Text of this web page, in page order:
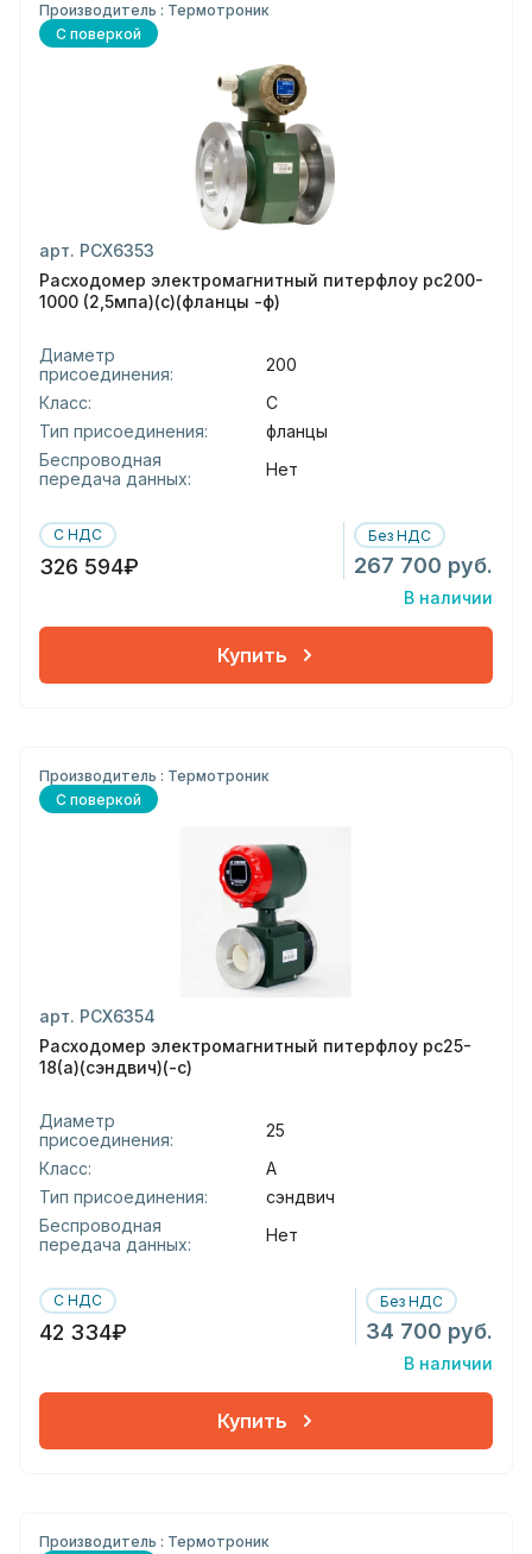
Производитель : Термотроник
С поверкой
арт. РСХ6353
Расходомер электромагнитный питерфлоу рс200-
1000 (2,5мпа)(с)(фланцы -ф)
Диаметр
присоединения:
200
Класс:
C
Тип присоединения:
фланцы
Беспроводная
передача данных:
Нет
С НДС
326 594₽
Без НДС
267 700 руб.
В наличии
Купить
Производитель : Термотроник
С поверкой
арт. РСХ6354
Расходомер электромагнитный питерфлоу рс25-
18(а)(сэндвич)(-с)
Диаметр
присоединения:
25
Класс:
А
Тип присоединения:
сэндвич
Беспроводная
передача данных:
Нет
С НДС
42 334₽
Без НДС
34 700 руб.
В наличии
Купить
Производитель : Термотроник